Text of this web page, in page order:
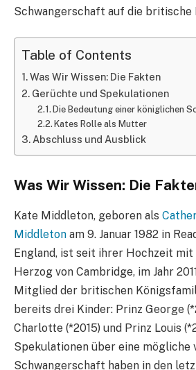
Schwangerschaft auf die britische
Table of Contents
Was Wir Wissen: Die Fakten
Gerüchte und Spekulationen
Die Bedeutung einer königlichen
Kates Rolle als Mutter
Abschluss und Ausblick
Was Wir Wissen: Die
Kate Middleton, geboren als
Middleton am 9. Januar 1982 in
England, ist seit ihrer Hochzeit mit
Herzog von Cambridge, im Jahr
Mitglied der britischen
bereits drei Kinder: Prinz George
Charlotte (*2015) und Prinz Louis
Spekulationen über eine mögliche
Schwangerschaft haben in den